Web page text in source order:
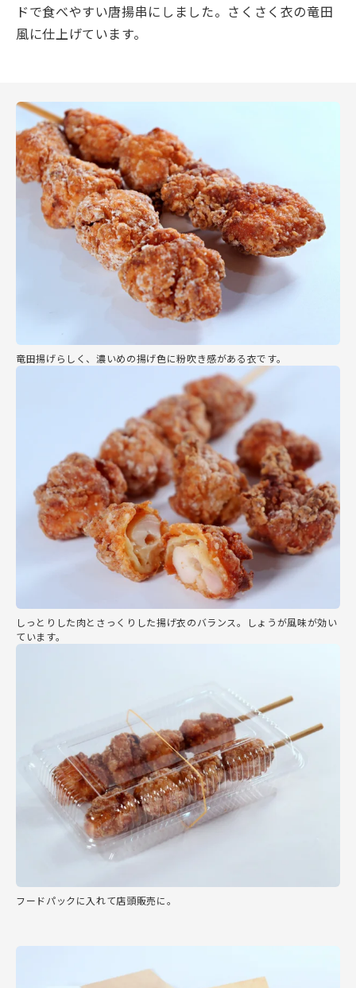
ドで食べやすい唐揚串にしました。さくさく衣の竜田
風に仕上げています。
竜田揚げらしく、濃いめの揚げ色に粉吹き感がある衣です。
しっとりした肉とさっくりした揚げ衣のバランス。しょうが風味が効い
ています。
フードパックに入れて店頭販売に。